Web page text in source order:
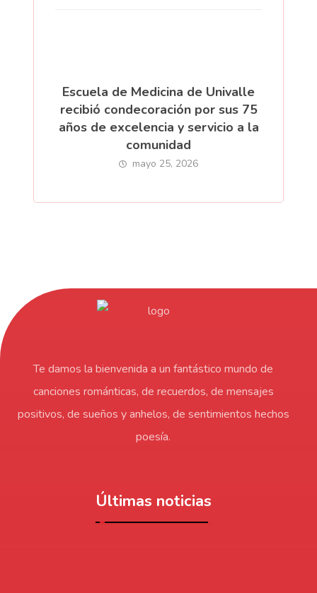
Escuela de Medicina de Univalle
recibió condecoración por sus 75
años de excelencia y servicio a la
comunidad
mayo 25, 2026
Te damos la bienvenida a un fantástico mundo de
canciones románticas, de recuerdos, de mensajes
positivos, de sueños y anhelos, de sentimientos hechos
poesía.
Últimas noticias